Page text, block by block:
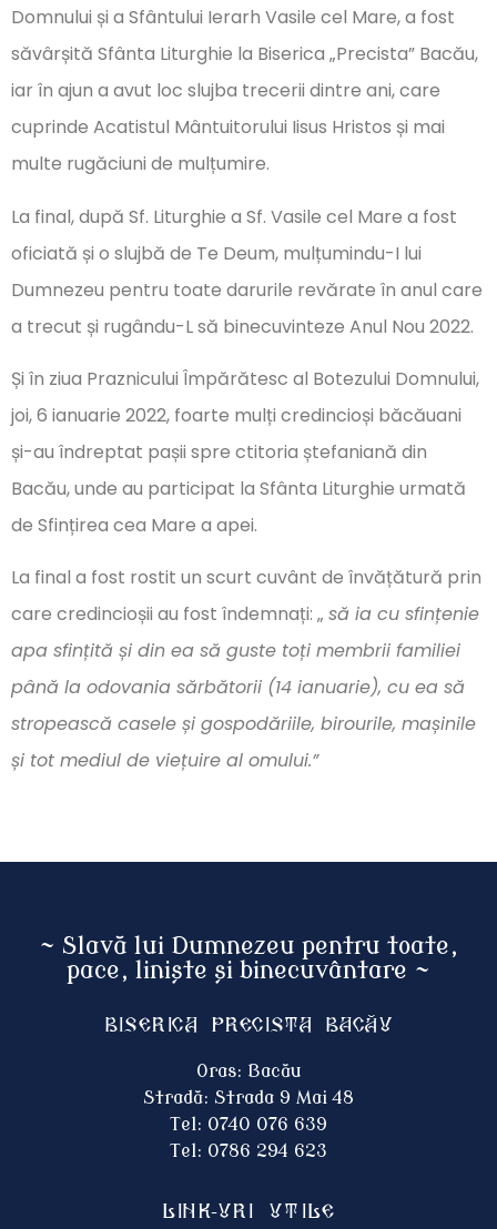
Domnului și a Sfântului Ierarh Vasile cel Mare, a fost
săvârșită Sfânta Liturghie la Biserica „Precista” Bacău,
iar în ajun a avut loc slujba trecerii dintre ani, care
cuprinde Acatistul Mântuitorului Iisus Hristos și mai
multe rugăciuni de mulțumire.
La final, după Sf. Liturghie a Sf. Vasile cel Mare a fost
oficiată și o slujbă de Te Deum, mulțumindu-I lui
Dumnezeu pentru toate darurile revărate în anul care
a trecut și rugându-L să binecuvinteze Anul Nou 2022.
Și în ziua Praznicului Împărătesc al Botezului Domnului,
joi, 6 ianuarie 2022, foarte mulți credincioși băcăuani
și-au îndreptat pașii spre ctitoria ștefaniană din
Bacău, unde au participat la Sfânta Liturghie urmată
de Sfințirea cea Mare a apei.
La final a fost rostit un scurt cuvânt de învățătură prin
care credincioșii au fost îndemnați: „ să ia cu sfințenie
apa sfințită și din ea să guste toți membrii familiei
până la odovania sărbătorii (14 ianuarie), cu ea să
stropească casele și gospodăriile, birourile, mașinile
și tot mediul de viețuire al omului.”
~ Slavă lui Dumnezeu pentru toate,
pace, liniște și binecuvântare ~
Biserica Precista BACĂU
Oras: Bacău
Stradă: Strada 9 Mai 48
Tel: 0740 076 639
Tel: 0786 294 623
Link-uri utile